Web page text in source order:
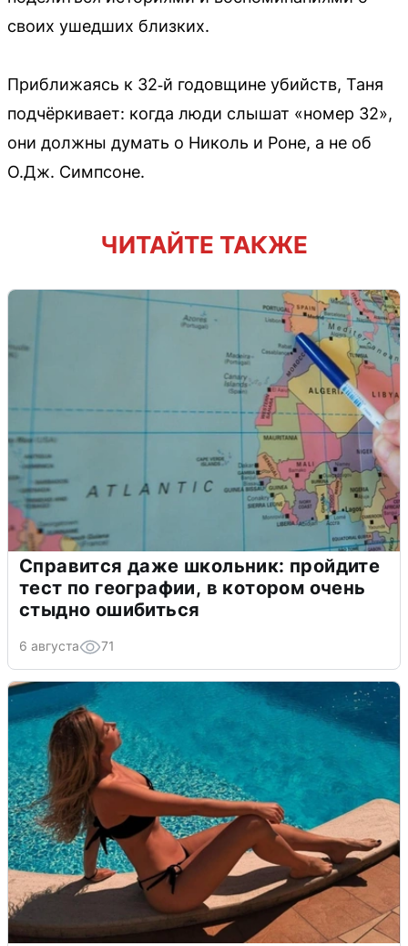
своих ушедших близких.
Приближаясь к 32‑й годовщине убийств, Таня
подчёркивает: когда люди слышат «номер 32»,
они должны думать о Николь и Роне, а не об
О.Дж. Симпсоне.
ЧИТАЙТЕ ТАКЖЕ
Справится даже школьник: пройдите
тест по географии, в котором очень
стыдно ошибиться
6 августа 71